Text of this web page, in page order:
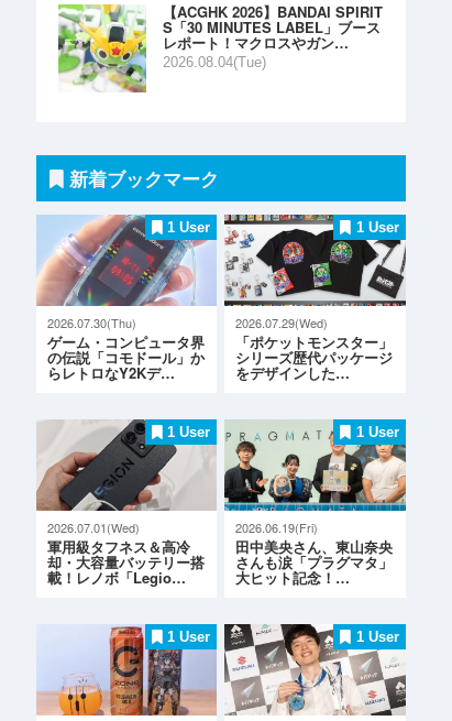
【ACGHK 2026】BANDAI SPIRIT
S「30 MINUTES LABEL」ブース
レポート！マクロスやガン…
2026.08.04(Tue)
新着ブックマーク
1 User
2026.07.30(Thu)
ゲーム・コンピュータ界
の伝説「コモドール」か
らレトロなY2Kデ…
1 User
2026.07.29(Wed)
「ポケットモンスター」
シリーズ歴代パッケージ
をデザインした…
1 User
2026.07.01(Wed)
軍用級タフネス＆高冷
却・大容量バッテリー搭
載！レノボ「Legio…
1 User
2026.06.19(Fri)
田中美央さん、東山奈央
さんも涙「プラグマタ」
大ヒット記念！…
1 User 1 User